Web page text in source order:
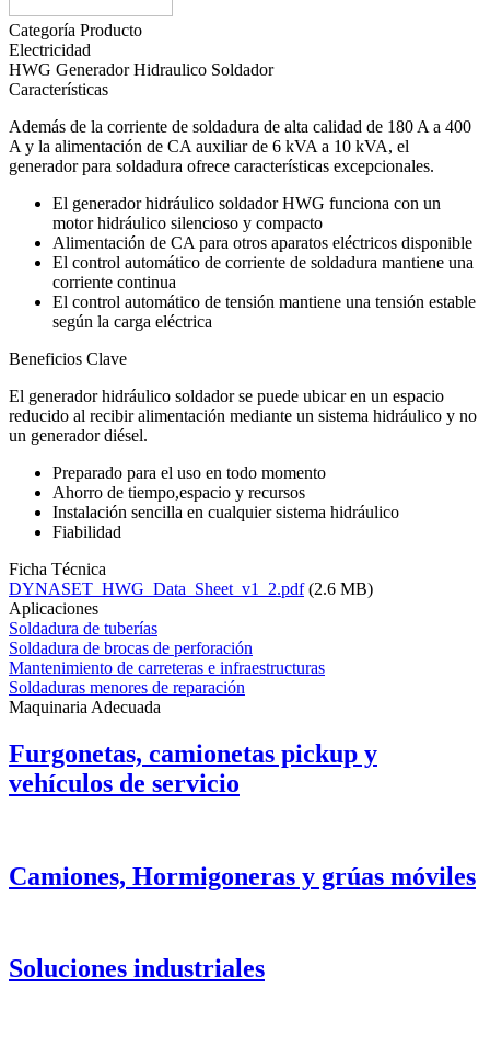
Categoría Producto
Electricidad
HWG Generador Hidraulico Soldador
Características
Además de la corriente de soldadura de alta calidad de 180 A a 400
A y la alimentación de CA auxiliar de 6 kVA a 10 kVA, el
generador para soldadura ofrece características excepcionales.
El generador hidráulico soldador HWG funciona con un
motor hidráulico silencioso y compacto
Alimentación de CA para otros aparatos eléctricos disponible
El control automático de corriente de soldadura mantiene una
corriente continua
El control automático de tensión mantiene una tensión estable
según la carga eléctrica
Beneficios Clave
El generador hidráulico soldador se puede ubicar en un espacio
reducido al recibir alimentación mediante un sistema hidráulico y no
un generador diésel.
Preparado para el uso en todo momento
Ahorro de tiempo,espacio y recursos
Instalación sencilla en cualquier sistema hidráulico
Fiabilidad
Ficha Técnica
DYNASET_HWG_Data_Sheet_v1_2.pdf (2.6 MB)
Aplicaciones
Soldadura de tuberías
Soldadura de brocas de perforación
Mantenimiento de carreteras e infraestructuras
Soldaduras menores de reparación
Maquinaria Adecuada
Furgonetas, camionetas pickup y
vehículos de servicio
Camiones, Hormigoneras y grúas móviles
Soluciones industriales